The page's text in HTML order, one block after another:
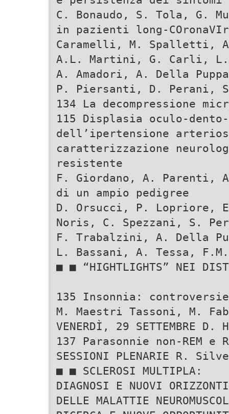
C. Bonaudo, S. Tola, G.
in pazienti long-
Caramelli, M. Spalletti,
A.L. Martini, G. Carli,
A. Amadori, A. Della Puppa
P. Piersanti, D. Perani,
134 La decompressione
115 Displasia oculo-
dell’ipertensione
caratterizzazione
resistente
F. Giordano, A. Parenti,
di un ampio pedigree
D. Orsucci, P. Lopriore,
Noris, C. Spezzani, S.
F. Trabalzini, A. Della
L. Bassani, A. Tessa,
■ ■ “HIGHTLIGHTS” NEI
135 Insonnia:
M. Maestri Tassoni, M.
VENERDÌ, 29 SETTEMBRE
137 Parasonnie non-REM e
SESSIONI PLENARIE R.
■ ■ SCLEROSI MULTIPLA:
DIAGNOSI E NUOVI
DELLE MALATTIE